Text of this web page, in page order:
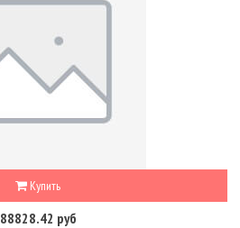
Купить
88828.42 руб